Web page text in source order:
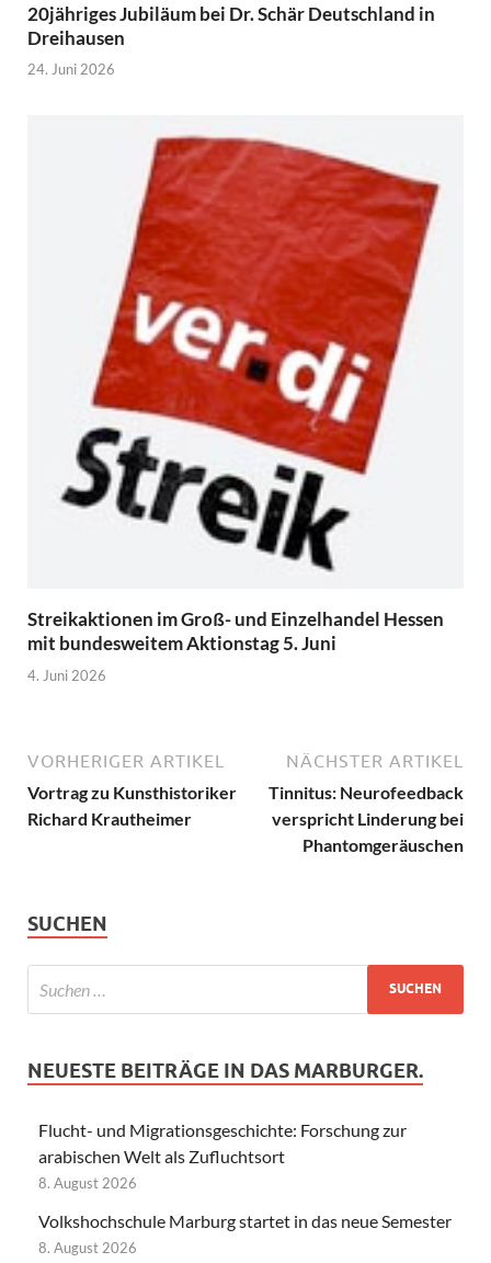
20jähriges Jubiläum bei Dr. Schär Deutschland in
Dreihausen
24. Juni 2026
Streikaktionen im Groß- und Einzelhandel Hessen
mit bundesweitem Aktionstag 5. Juni
4. Juni 2026
VORHERIGER ARTIKEL
Vortrag zu Kunsthistoriker
Richard Krautheimer
NÄCHSTER ARTIKEL
Tinnitus: Neurofeedback
verspricht Linderung bei
Phantomgeräuschen
SUCHEN
NEUESTE BEITRÄGE IN DAS MARBURGER.
Flucht- und Migrationsgeschichte: Forschung zur
arabischen Welt als Zufluchtsort
8. August 2026
Volkshochschule Marburg startet in das neue Semester
8. August 2026